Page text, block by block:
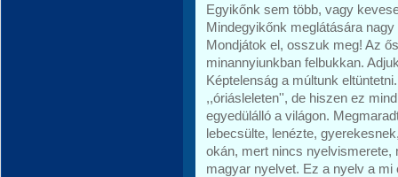
Egyikőnk sem több, vagy
Mindegyikőnk meglátására
Mondjátok el, osszuk meg! Az
minannyiunkban felbukkan.
Képtelenság a múltunk
,,óriásleleten'', de hiszen ez
egyedülálló a világon.
lebecsülte, lenézte,
okán, mert nincs nyelvismerete,
magyar nyelvet. Ez a nyelv a mi